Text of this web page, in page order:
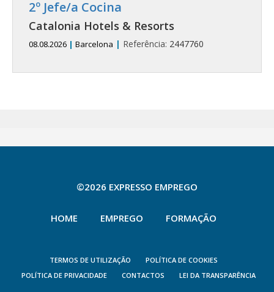
2º Jefe/a Cocina
Catalonia Hotels & Resorts
08.08.2026 | Barcelona | Referência: 2447760
©2026 EXPRESSO EMPREGO
HOME EMPREGO FORMAÇÃO
TERMOS DE UTILIZAÇÃO
POLÍTICA DE COOKIES
POLÍTICA DE PRIVACIDADE
CONTACTOS LEI DA TRANSPARÊNCIA